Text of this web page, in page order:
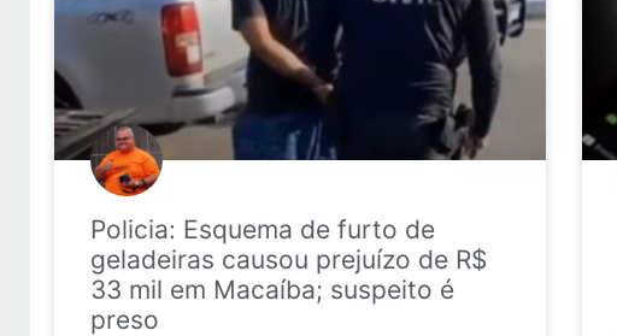
Policia: Esquema de furto de
geladeiras causou prejuízo de R$
33 mil em Macaíba; suspeito é
preso